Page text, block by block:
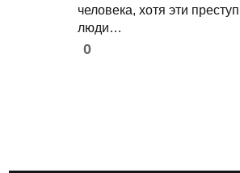
человека, хотя эти
люди…
0